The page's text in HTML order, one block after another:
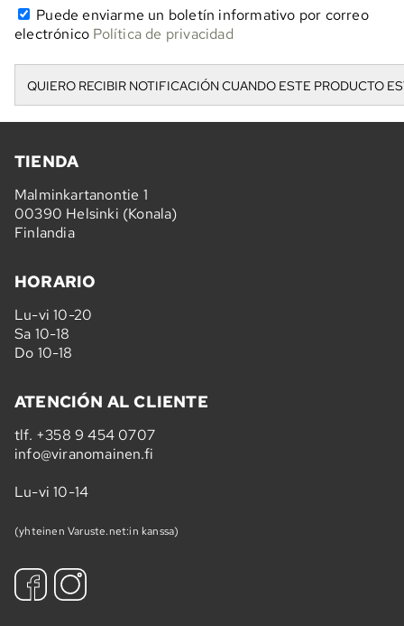
Puede enviarme un boletín informativo por correo
electrónico Política de privacidad
TIENDA
Malminkartanontie 1
00390 Helsinki (Konala)
Finlandia
HORARIO
Lu-vi 10-20
Sa 10-18
Do 10-18
ATENCIÓN AL CLIENTE
tlf. +358 9 454 0707
info@viranomainen.fi
Lu-vi 10-14
(yhteinen Varuste.net:in kanssa)